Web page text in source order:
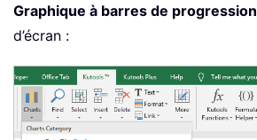
Graphique à barres de progression
d’écran :